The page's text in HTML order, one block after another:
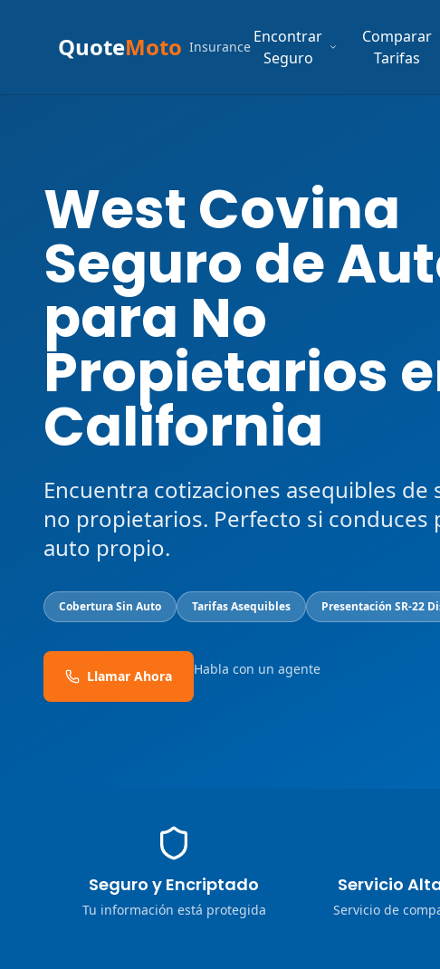
QuoteMoto Insurance
Encontrar
Seguro
Comparar
Tarifas
West Covina
Seguro de
para No
Propietarios
California
Encuentra cotizaciones asequibles de
no propietarios. Perfecto si conduces
auto propio.
Cobertura Sin Auto Tarifas Asequibles Presentación SR-22
Llamar Ahora Habla con un agente
Seguro y Encriptado
Tu información está protegida
Servicio
Servicio de